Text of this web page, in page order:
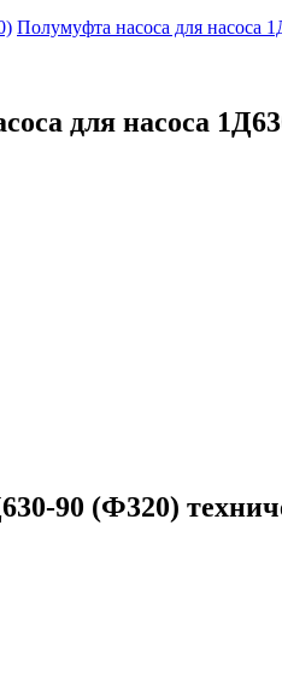
Полумуфта насоса для насоса
для насоса
90 (Ф320)